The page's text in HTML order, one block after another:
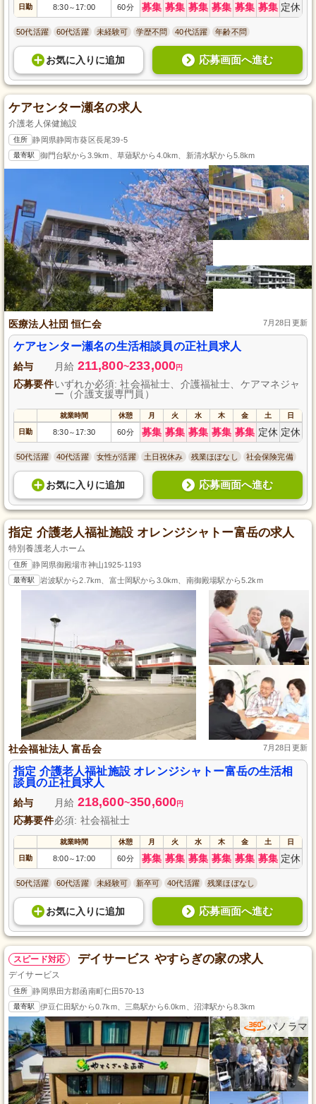
日勤 8:30～ 17:00 60分 募集 募集 募集 募集 募集 募集 定休
50代活躍 60代活躍 未経験可 学歴不問 40代活躍 年齢不問
お気に入り に追加 応募画面へ進む
ケアセンター瀬名の求人
介護老人保健施設
住所 静岡県静岡市葵区長尾39-5
最寄駅 御門台駅から3.9km、草薙駅から4.0km、新清水駅から5.8km
医療法人社団 恒仁会 7月28日更新
ケアセンター瀬名の生活相談員の正社員求人
給与 月給 211,800~233,000円
応募要件いずれか必須: 社会福祉士、介護福祉士、ケアマネジャ
ー（介護支援専門員）
就業時間 休憩 月 火 水 木 金 土 日
日勤 8:30～ 17:30 60分 募集 募集 募集 募集 募集 定休 定休
50代活躍 40代活躍 女性が活躍 土日祝休み 残業ほぼなし 社会保険完備
お気に入り に追加 応募画面へ進む
指定 介護老人福祉施設 オレンジシャトー富岳の求人
特別養護老人ホーム
住所 静岡県御殿場市神山1925-1193
最寄駅 岩波駅から2.7km、富士岡駅から3.0km、南御殿場駅から5.2km
社会福祉法人 富岳会 7月28日更新
指定 介護老人福祉施設 オレンジシャトー富岳の生活相
談員の正社員求人
給与 月給 218,600~350,600円
応募要件必須: 社会福祉士
就業時間 休憩 月 火 水 木 金 土 日
日勤 8:00～ 17:00 60分 募集 募集 募集 募集 募集 募集 定休
50代活躍 60代活躍 未経験可 新卒可 40代活躍 残業ほぼなし
お気に入り に追加 応募画面へ進む
スピード対応 デイサービス やすらぎの家の求人
デイサービス
住所 静岡県田方郡函南町仁田570-13
最寄駅 伊豆仁田駅から0.7km、三島駅から6.0km、沼津駅から8.3km
パノラマ